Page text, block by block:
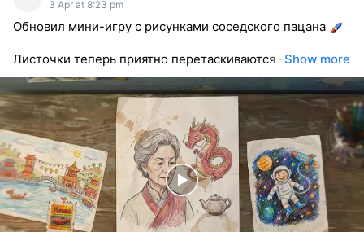
3 Apr at 8:23 pm
Обновил мини-игру с рисунками соседского пацана
Листочки теперь приятно перетаскиваются -Show more